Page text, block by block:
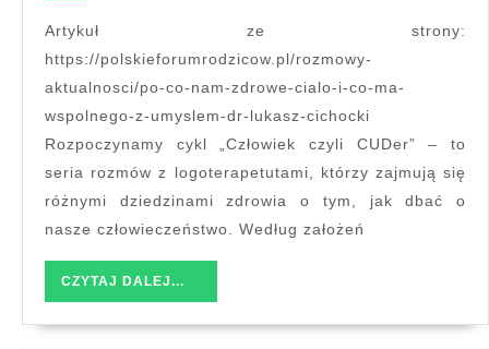
ciało
co
ma
wspólnego
z
umysłem?
Cichockim.
Artykuł ze strony:
https://polskieforumrodzicow.pl/rozmowy-
aktualnosci/po-co-nam-zdrowe-cialo-i-co-ma-
wspolnego-z-umyslem-dr-lukasz-cichocki
Rozpoczynamy cykl „Człowiek czyli CUDer” – to
seria rozmów z logoterapetutami, którzy zajmują się
różnymi dziedzinami zdrowia o tym, jak dbać o
nasze człowieczeństwo. Według założeń
CZYTAJ DALEJ...
DALEJ...